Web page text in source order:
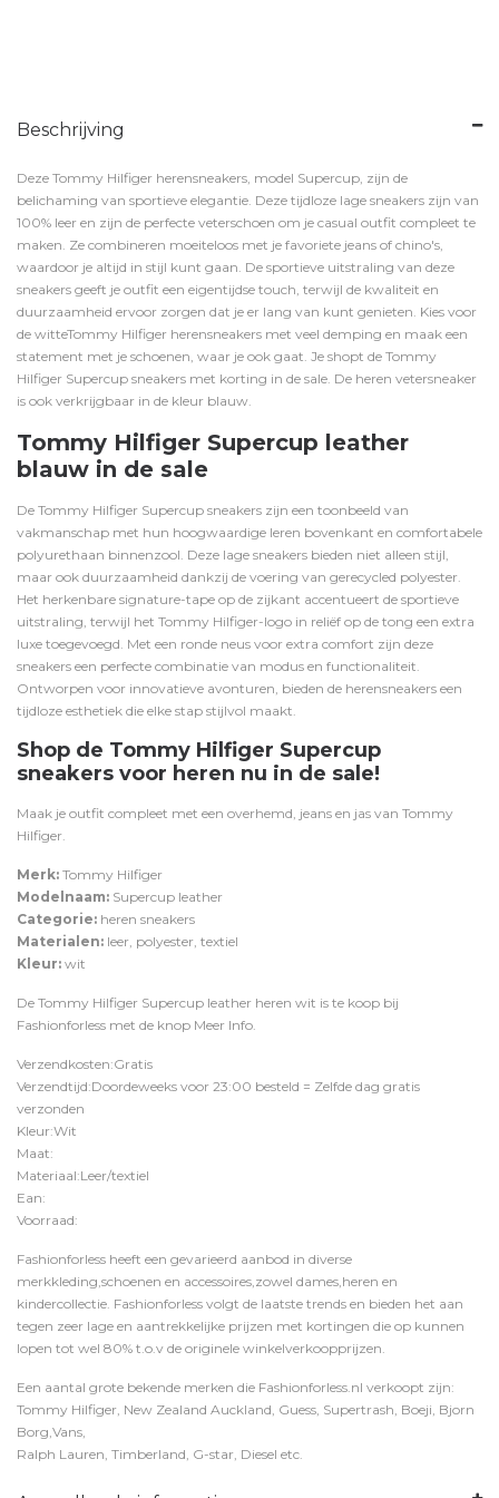
Beschrijving
Deze Tommy Hilfiger herensneakers, model Supercup, zijn de
belichaming van sportieve elegantie. Deze tijdloze lage sneakers zijn van
100% leer en zijn de perfecte veterschoen om je casual outfit compleet te
maken. Ze combineren moeiteloos met je favoriete jeans of chino's,
waardoor je altijd in stijl kunt gaan. De sportieve uitstraling van deze
sneakers geeft je outfit een eigentijdse touch, terwijl de kwaliteit en
duurzaamheid ervoor zorgen dat je er lang van kunt genieten. Kies voor
de witteTommy Hilfiger herensneakers met veel demping en maak een
statement met je schoenen, waar je ook gaat. Je shopt de Tommy
Hilfiger Supercup sneakers met korting in de sale. De heren vetersneaker
is ook verkrijgbaar in de kleur blauw.
Tommy Hilfiger Supercup leather
blauw in de sale
De Tommy Hilfiger Supercup sneakers zijn een toonbeeld van
vakmanschap met hun hoogwaardige leren bovenkant en comfortabele
polyurethaan binnenzool. Deze lage sneakers bieden niet alleen stijl,
maar ook duurzaamheid dankzij de voering van gerecycled polyester.
Het herkenbare signature-tape op de zijkant accentueert de sportieve
uitstraling, terwijl het Tommy Hilfiger-logo in reliëf op de tong een extra
luxe toegevoegd. Met een ronde neus voor extra comfort zijn deze
sneakers een perfecte combinatie van modus en functionaliteit.
Ontworpen voor innovatieve avonturen, bieden de herensneakers een
tijdloze esthetiek die elke stap stijlvol maakt.
Shop de Tommy Hilfiger Supercup
sneakers voor heren nu in de sale!
Maak je outfit compleet met een overhemd, jeans en jas van Tommy
Hilfiger.
Merk: Tommy Hilfiger
Modelnaam: Supercup leather
Categorie: heren sneakers
Materialen: leer, polyester, textiel
Kleur: wit
De Tommy Hilfiger Supercup leather heren wit is te koop bij
Fashionforless met de knop Meer Info.
Verzendkosten:Gratis
Verzendtijd:Doordeweeks voor 23:00 besteld = Zelfde dag gratis
verzonden
Kleur:Wit
Maat:
Materiaal:Leer/textiel
Ean:
Voorraad:
Fashionforless heeft een gevarieerd aanbod in diverse
merkkleding,schoenen en accessoires,zowel dames,heren en
kindercollectie. Fashionforless volgt de laatste trends en bieden het aan
tegen zeer lage en aantrekkelijke prijzen met kortingen die op kunnen
lopen tot wel 80% t.o.v de originele winkelverkoopprijzen.
Een aantal grote bekende merken die Fashionforless.nl verkoopt zijn:
Tommy Hilfiger, New Zealand Auckland, Guess, Supertrash, Boeji, Bjorn
Borg,Vans,
Ralph Lauren, Timberland, G-star, Diesel etc.